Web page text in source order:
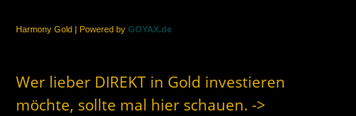
Harmony Gold | Powered by GOYAX.de
Wer lieber DIREKT in Gold investieren
möchte, sollte mal hier schauen. ->